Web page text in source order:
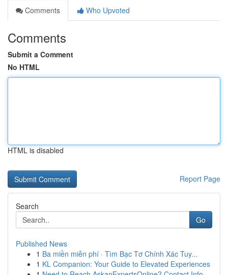
Comments
Who Upvoted
Comments
Submit a Comment
No HTML
HTML is disabled
Report Page
Search
Go
Published News
1 Ba miền miễn phí · Tìm Bạc Tơ Chính Xác Tuy...
1 KL Companion: Your Guide to Elevated Experiences